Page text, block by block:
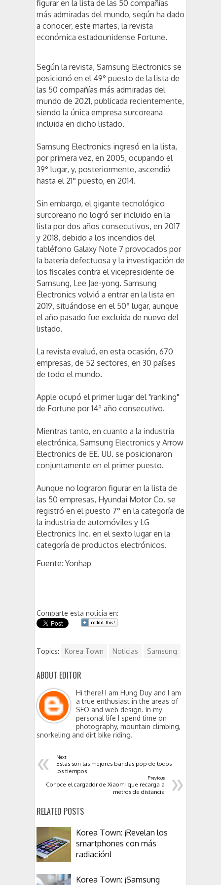
figurar en la lista de las 50 compañías
más admiradas del mundo, según ha dado
a conocer, este martes, la revista
económica estadounidense Fortune.
Según la revista, Samsung Electronics se
posicionó en el 49° puesto de la lista de
las 50 compañías más admiradas del
mundo de 2021, publicada recientemente,
siendo la única empresa surcoreana
incluida en dicho listado.
Samsung Electronics ingresó en la lista,
por primera vez, en 2005, ocupando el
39° lugar, y, posteriormente, ascendió
hasta el 21° puesto, en 2014.
Sin embargo, el gigante tecnológico
surcoreano no logró ser incluido en la
lista por dos años consecutivos, en 2017
y 2018, debido a los incendios del
tabléfono Galaxy Note 7 provocados por
la batería defectuosa y la investigación de
los fiscales contra el vicepresidente de
Samsung, Lee Jae-yong. Samsung
Electronics volvió a entrar en la lista en
2019, situándose en el 50° lugar, aunque
el año pasado fue excluida de nuevo del
listado.
La revista evaluó, en esta ocasión, 670
empresas, de 52 sectores, en 30 países
de todo el mundo.
Apple ocupó el primer lugar del "ranking"
de Fortune por 14º año consecutivo.
Mientras tanto, en cuanto a la industria
electrónica, Samsung Electronics y Arrow
Electronics de EE. UU. se posicionaron
conjuntamente en el primer puesto.
Aunque no lograron figurar en la lista de
las 50 empresas, Hyundai Motor Co. se
registró en el puesto 7° en la categoría de
la industria de automóviles y LG
Electronics Inc. en el sexto lugar en la
categoría de productos electrónicos.
Fuente: Yonhap
Comparte esta noticia en:
Topics: Korea Town Noticias Samsung
ABOUT EDITOR
Hi there! I am Hung Duy and I am
a true enthusiast in the areas of
SEO and web design. In my
personal life I spend time on
photography, mountain climbing,
snorkeling and dirt bike riding.
« Next
Estas son las mejores bandas pop de todos
los tiempos
»
Previous
Conoce el cargador de Xiaomi que recarga a
metros de distancia
RELATED POSTS
Korea Town: ¡Revelan los
smartphones con más
radiación!
Korea Town: ¡Samsung